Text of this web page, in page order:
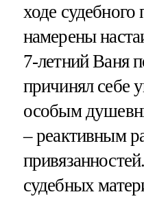
ходе судебного
намерены
7-летний Ваня
причинял себе
особым
– реактивным
судебных